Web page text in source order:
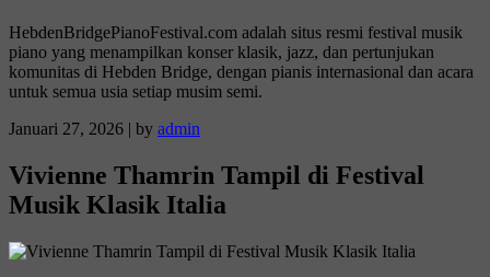
HebdenBridgePianoFestival.com adalah situs resmi festival musik
piano yang menampilkan konser klasik, jazz, dan pertunjukan
komunitas di Hebden Bridge, dengan pianis internasional dan acara
untuk semua usia setiap musim semi.
Januari 27, 2026 | by admin
Vivienne Thamrin Tampil di Festival
Musik Klasik Italia